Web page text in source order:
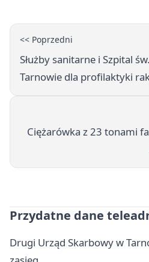
<< Poprzedni
Służby sanitarne i Szpital
Tarnowie dla profilaktyki
Ciężarówka z 23 tonami
Przydatne dane
Drugi Urząd Skarbowy w